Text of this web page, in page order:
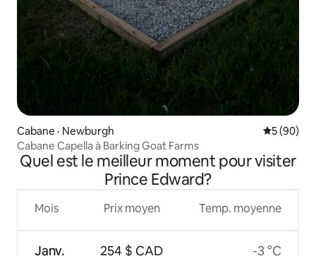
Cabane · Newburgh Note
5 (90)
Cabane Capella à Barking Goat Farms
Quel est le meilleur moment pour visiter
Prince Edward?
Mois
Janv.
Prix moyen
254 $ CAD
Temp. moyenne
-3 °C